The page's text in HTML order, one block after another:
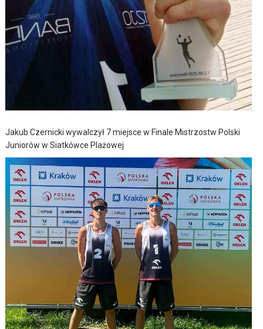
Jakub Czernicki wywalczył 7 miejsce w Finale Mistrzostw Polski
Juniorów w Siatkówce Plażowej